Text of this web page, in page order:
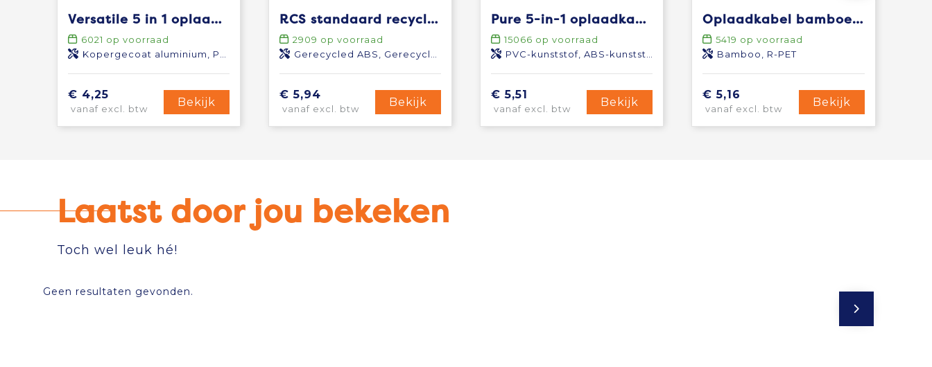
Versatile 5 in 1 oplaadkabel
6021 op voorraad
Kopergecoat aluminium, Polyester
€ 4,25
vanaf excl. btw
Bekijk
RCS standaard recycled plastic and TPE 4-in-1 kabel
2909 op voorraad
Gerecycled ABS, Gerecycled TPE
€ 5,94
vanaf excl. btw
Bekijk
Pure 5-in-1 oplaadkabel met antibacterieel additief
15066 op voorraad
PVC-kunststof, ABS-kunststof
€ 5,51
vanaf excl. btw
Bekijk
Oplaadkabel bamboe met R-PET
5419 op voorraad
Bamboo, R-PET
€ 5,16
vanaf excl. btw
Bekijk
Laatst door jou bekeken
Toch wel leuk hé!
Geen resultaten gevonden.